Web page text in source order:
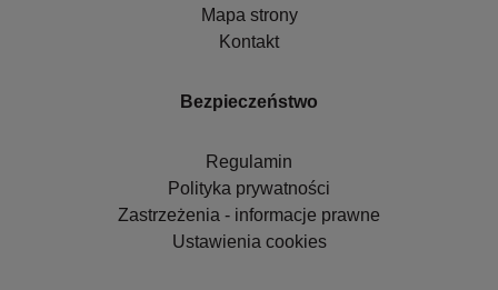
Mapa strony
Kontakt
Bezpieczeństwo
Regulamin
Polityka prywatności
Zastrzeżenia - informacje prawne
Ustawienia cookies